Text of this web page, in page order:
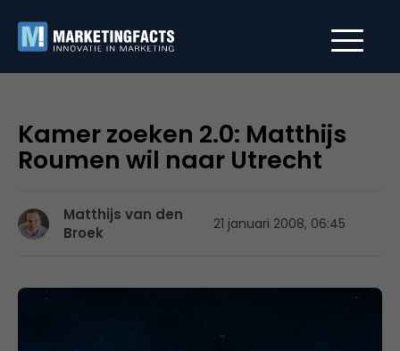
Kamer zoeken 2.0: Matthijs
Roumen wil naar Utrecht
Matthijs van den
Broek
21 januari 2008, 06:45